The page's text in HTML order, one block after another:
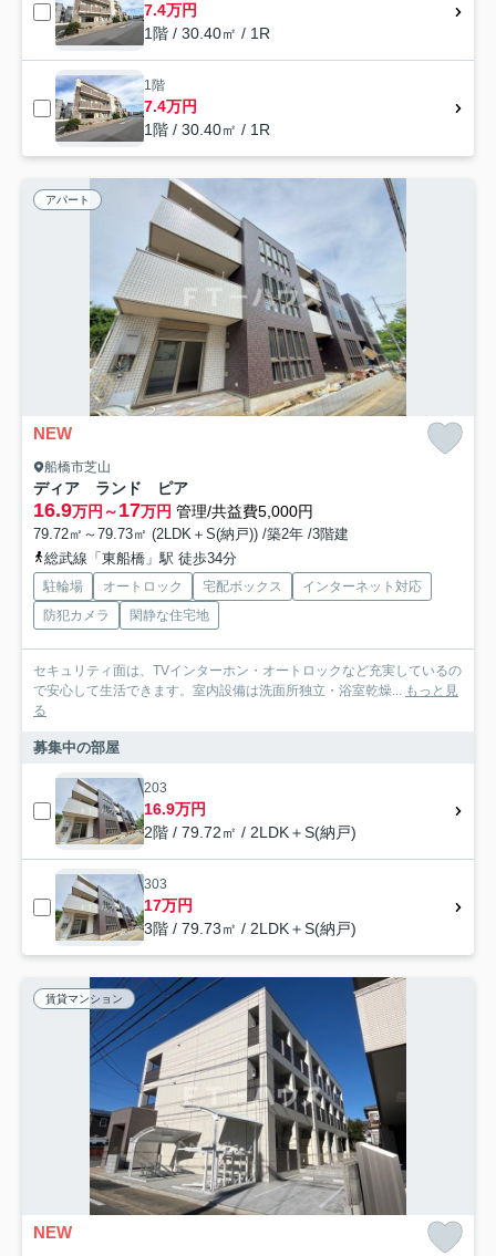
7.4万円
1階 / 30.40㎡ / 1R
1階
7.4万円
1階 / 30.40㎡ / 1R
アパート
NEW
船橋市芝山
ディア ランド ピア
16.9万円～17万円 管理/共益費5,000円
79.72㎡～79.73㎡ (2LDK＋S(納戸)) /築2年 /3階建
総武線「東船橋」駅 徒歩34分
駐輪場 オートロック 宅配ボックス
インターネット対応
防犯カメラ
閑静な住宅地
セキュリティ面は、TVインターホン・オートロックなど充実しているの
で安心して生活できます。室内設備は洗面所独立・浴室乾燥... もっと見
る
募集中の部屋
203
16.9万円
2階 / 79.72㎡ / 2LDK＋S(納戸)
303
17万円
3階 / 79.73㎡ / 2LDK＋S(納戸)
賃貸マンション
NEW